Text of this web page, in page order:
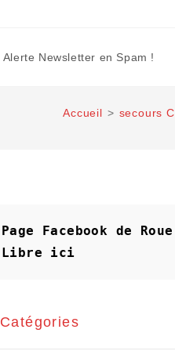
Alerte Newsletter en Spam !
Accueil > secours
Page Facebook de Roue
Libre
ici
Catégories